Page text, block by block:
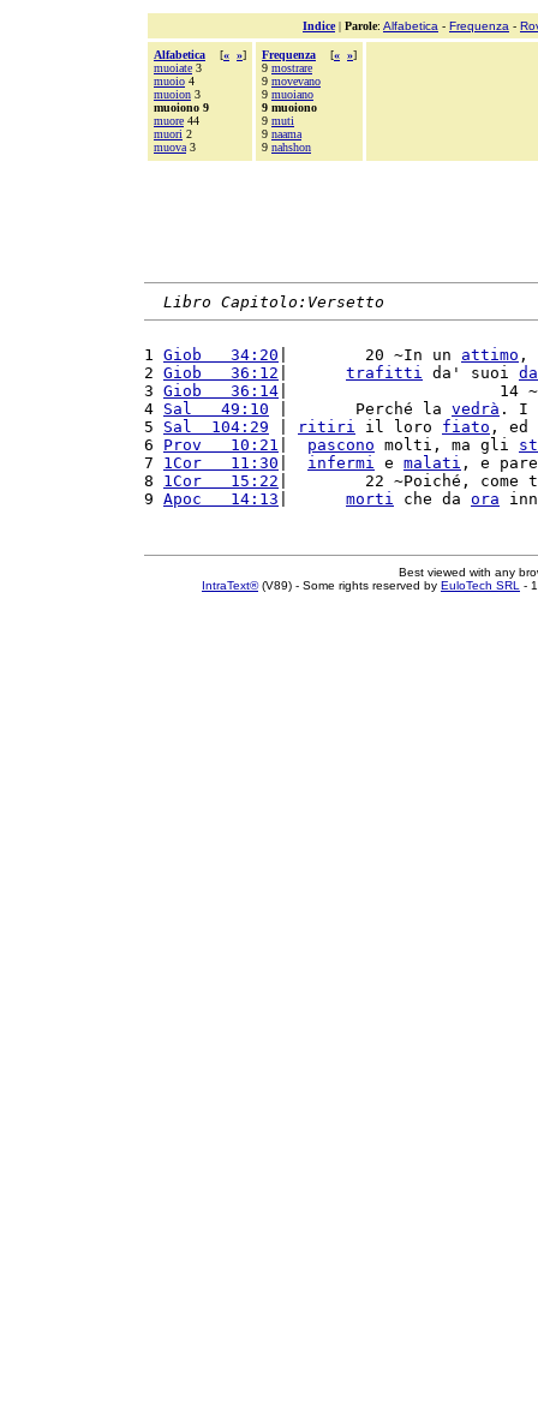
Indice| Parole: Alfabetica - Frequenza -
Alfabetica [« »]
muoiate 3
muoio 4
muoion 3
muoiono 9
muore 44
muori 2
muova 3
Frequenza [« »]
9 mostrare
9 movevano
9 muoiano
9 muoiono
9 muti
9 naama
9 nahshon
Libro Capitolo:Versetto
1 Giob   34:20 |        20 ~In un attimo ,
2 Giob   36:12 trafitti da' suoi
3 Giob   36:14 |                      14
4 Sal   49:10 |       Perché la vedrà . I
5 Sal  104:29 ritiri il loro fiato ,
6 Prov   10:21 pascono molti, ma gli
7 1Cor   11:30 infermi e malati , e
8 1Cor   15:22 |        22 ~Poiché,
9 Apoc   14:13 morti che da ora
Best viewed with any
IntraText®(V89) - Some rights reserved by EuloTech SRL -